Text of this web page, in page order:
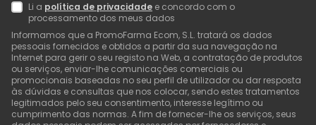
Li a política de privacidade e concordo com o
processamento dos meus dados
Informamos que a PromoFarma Ecom, S.L. tratará os dados
pessoais fornecidos e obtidos a partir da sua navegação na
Internet para gerir o seu registo na Web, a contratação de produtos
ou serviços, enviar-lhe comunicações comerciais ou
promocionais baseadas no seu perfil de utilizador ou dar resposta
às dúvidas e consultas que nos colocar, sendo estes tratamentos
legitimados pelo seu consentimento, interesse legítimo ou
cumprimento das normas. A fim de fornecer-lhe os serviços, seus